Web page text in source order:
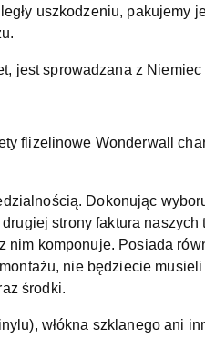
uszkodzeniu, pakujemy
jest sprowadzana z
flizelinowe Wonderwall
Dokonując
strony faktura
komponuje. Posiada
nie będziecie
środki.
włókna szklanego ani